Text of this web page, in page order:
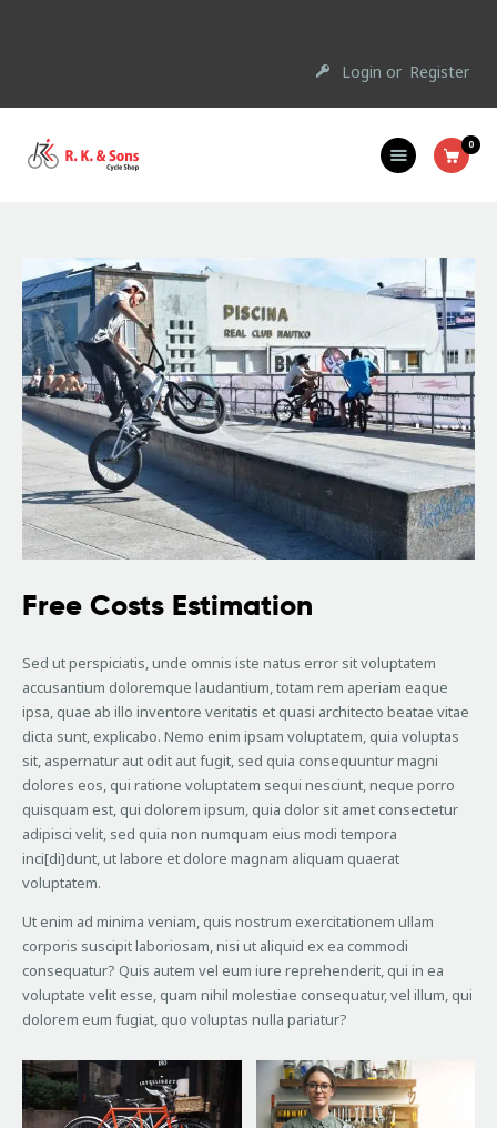
Login or Register
0
About Us
Contact Us
Free Costs Estimation
Sed ut perspiciatis, unde omnis iste natus error sit voluptatem
accusantium doloremque laudantium, totam rem aperiam eaque
ipsa, quae ab illo inventore veritatis et quasi architecto beatae vitae
dicta sunt, explicabo. Nemo enim ipsam voluptatem, quia voluptas
sit, aspernatur aut odit aut fugit, sed quia consequuntur magni
dolores eos, qui ratione voluptatem sequi nesciunt, neque porro
quisquam est, qui dolorem ipsum, quia dolor sit amet consectetur
adipisci velit, sed quia non numquam eius modi tempora
inci[di]dunt, ut labore et dolore magnam aliquam quaerat
voluptatem.
Ut enim ad minima veniam, quis nostrum exercitationem ullam
corporis suscipit laboriosam, nisi ut aliquid ex ea commodi
consequatur? Quis autem vel eum iure reprehenderit, qui in ea
voluptate velit esse, quam nihil molestiae consequatur, vel illum, qui
dolorem eum fugiat, quo voluptas nulla pariatur?